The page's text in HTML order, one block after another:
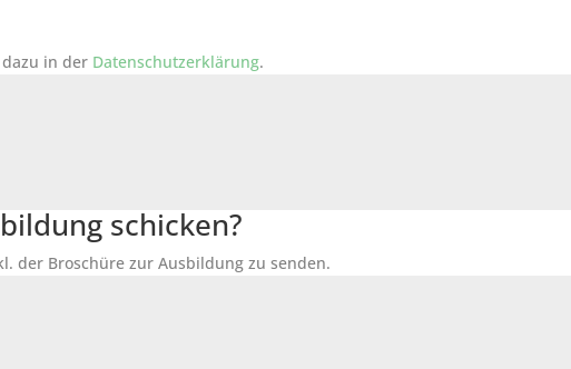
in der Datenschutzerklärung.
schicken?
der Broschüre zur Ausbildung zu senden.